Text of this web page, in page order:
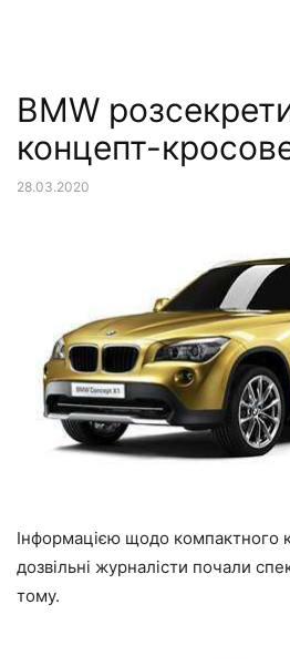
BMW
концепт-
28.03.2020
Інформацією щодо компактного
дозвільні журналісти почали
тому.